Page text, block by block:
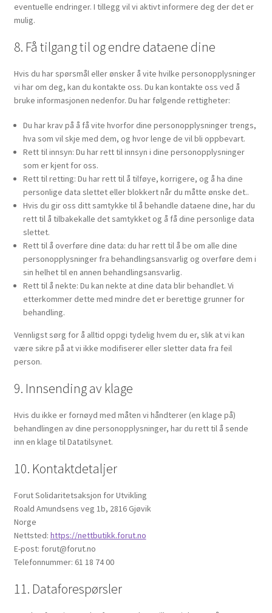
eventuelle endringer. I tillegg vil vi aktivt informere deg der det er
mulig.
8. Få tilgang til og endre dataene dine
Hvis du har spørsmål eller ønsker å vite hvilke personopplysninger
vi har om deg, kan du kontakte oss. Du kan kontakte oss ved å
bruke informasjonen nedenfor. Du har følgende rettigheter:
Du har krav på å få vite hvorfor dine personopplysninger trengs,
hva som vil skje med dem, og hvor lenge de vil bli oppbevart.
Rett til innsyn: Du har rett til innsyn i dine personopplysninger
som er kjent for oss.
Rett til retting: Du har rett til å tilføye, korrigere, og å ha dine
personlige data slettet eller blokkert når du måtte ønske det..
Hvis du gir oss ditt samtykke til å behandle dataene dine, har du
rett til å tilbakekalle det samtykket og å få dine personlige data
slettet.
Rett til å overføre dine data: du har rett til å be om alle dine
personopplysninger fra behandlingsansvarlig og overføre dem i
sin helhet til en annen behandlingsansvarlig.
Rett til å nekte: Du kan nekte at dine data blir behandlet. Vi
etterkommer dette med mindre det er berettige grunner for
behandling.
Vennligst sørg for å alltid oppgi tydelig hvem du er, slik at vi kan
være sikre på at vi ikke modifiserer eller sletter data fra feil
person.
9. Innsending av klage
Hvis du ikke er fornøyd med måten vi håndterer (en klage på)
behandlingen av dine personopplysninger, har du rett til å sende
inn en klage til Datatilsynet.
10. Kontaktdetaljer
Forut Solidaritetsaksjon for Utvikling
Roald Amundsens veg 1b, 2816 Gjøvik
Norge
Nettsted: https://nettbutikk.forut.no
E-post: forut@forut.no
Telefonnummer: 61 18 74 00
11. Dataforespørsler